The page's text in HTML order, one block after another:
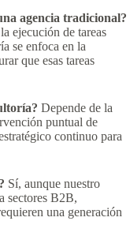
agencia tradicional?
ejecución de tareas
se enfoca en la
que esas tareas
Depende de la
puntual de
continuo para
Sí, aunque nuestro
sectores B2B,
una generación